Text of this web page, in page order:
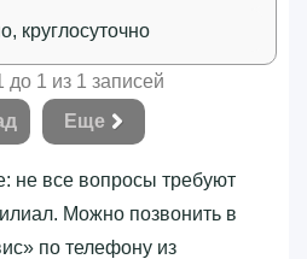
круглосуточно
до 1 из 1 записей
Еще
не все вопросы требуют
Можно позвонить в
по телефону из